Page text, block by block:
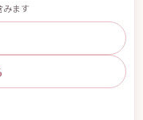
ます